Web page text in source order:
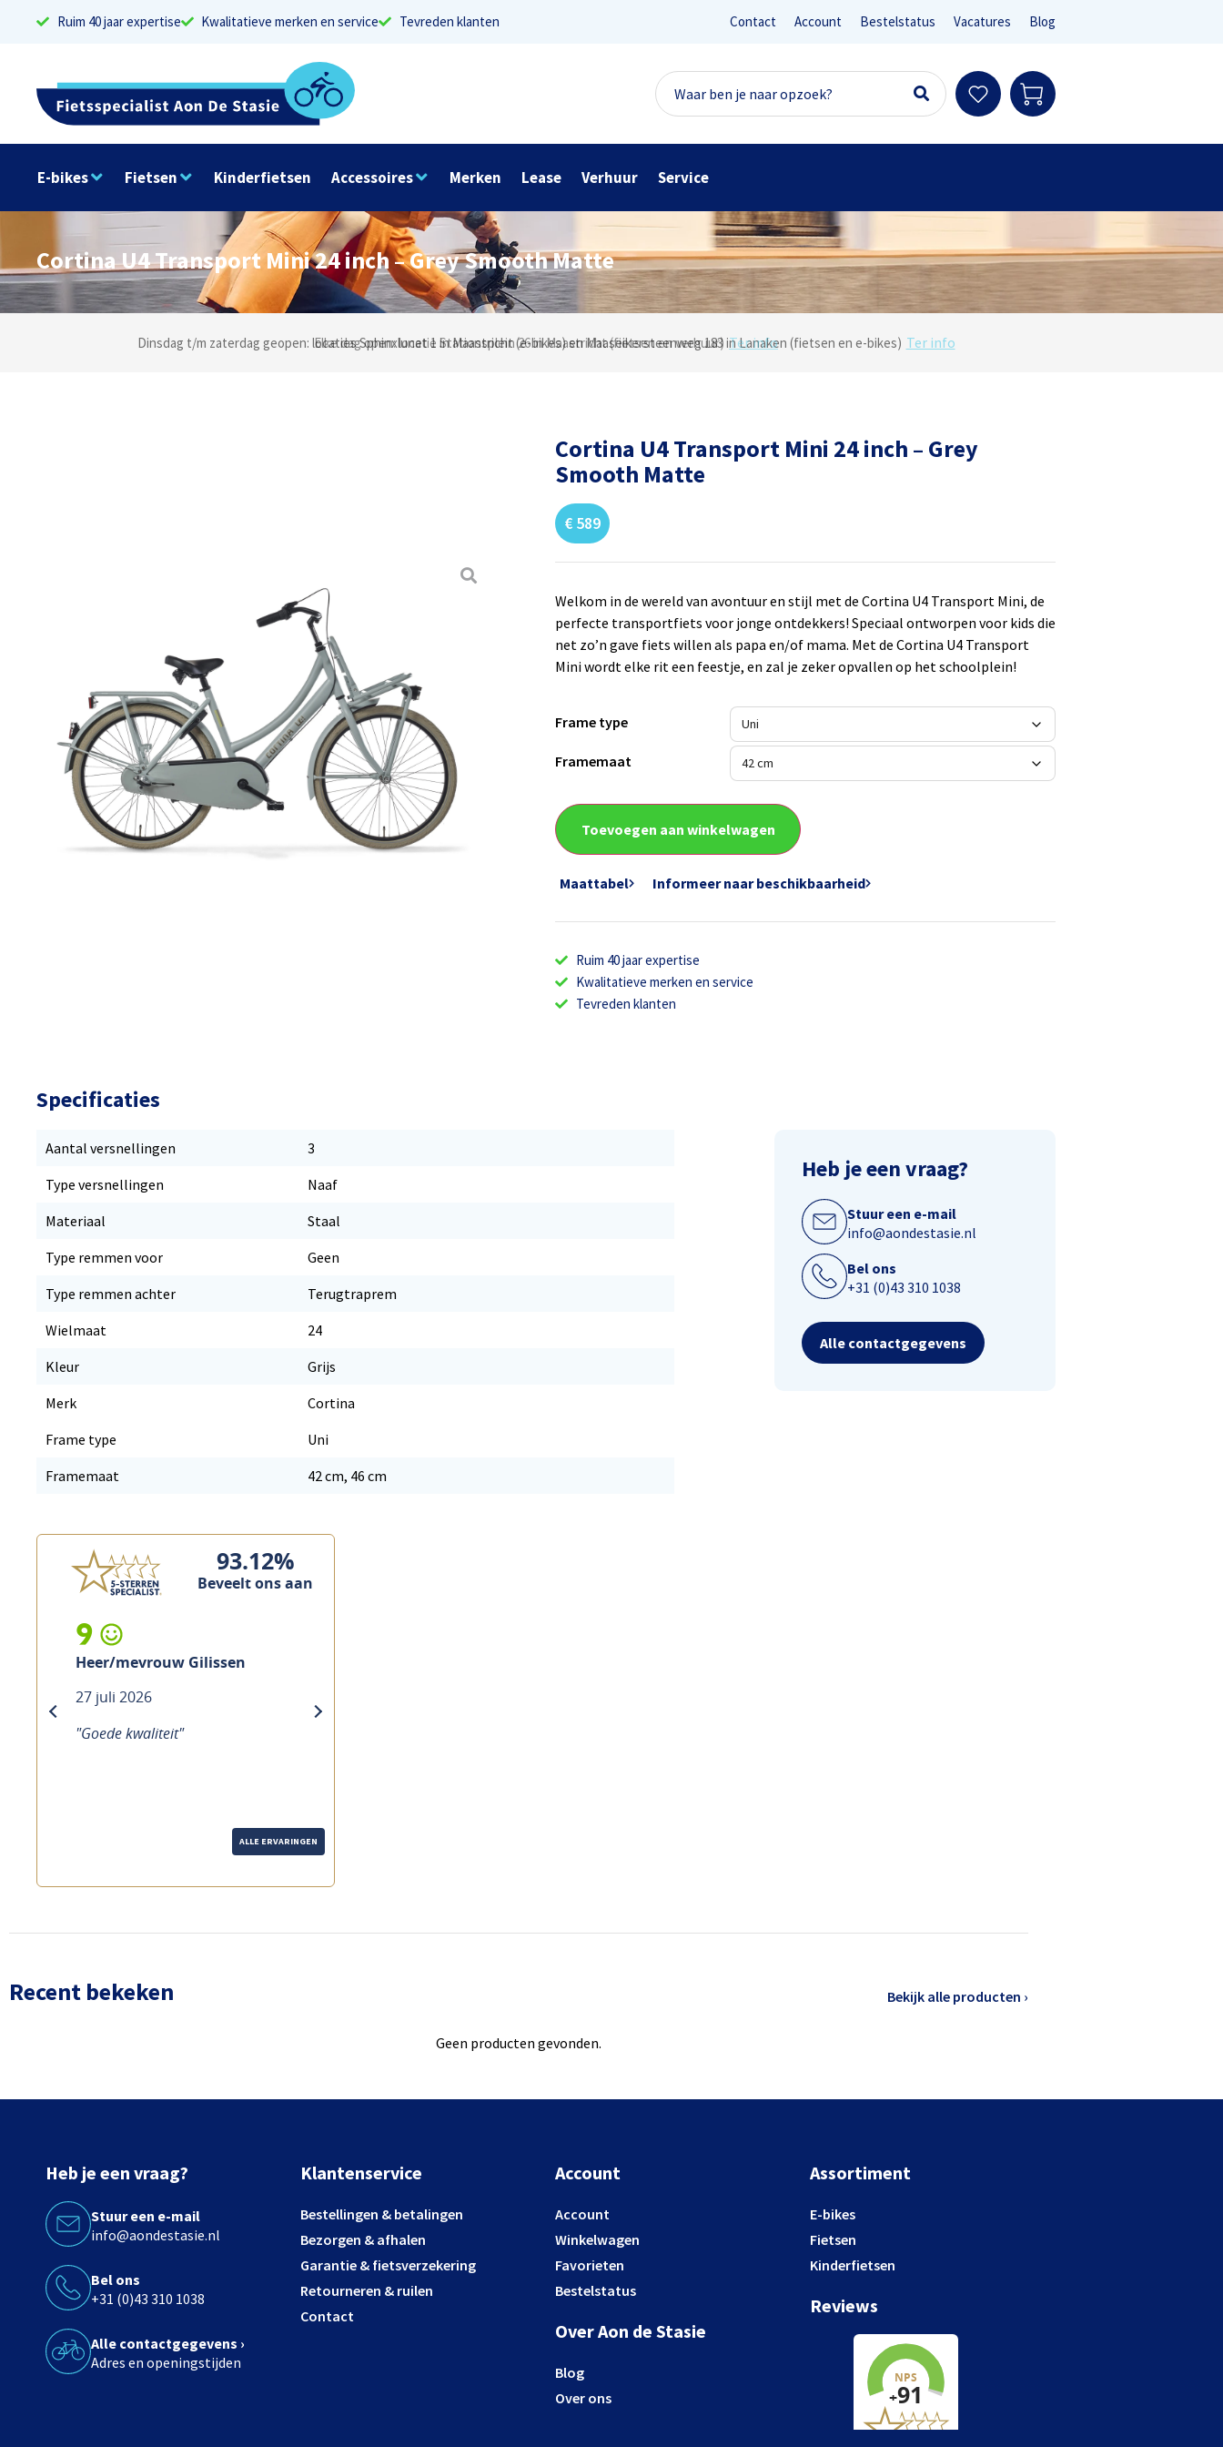
Ruim 40 jaar expertise Kwalitatieve merken en service Tevreden klanten Contact Account Bestelstatus Vacatures Blog
E-bikes Fietsen Kinderfietsen Accessoires Merken Lease Verhuur Service
Cortina U4 Transport Mini 24 inch – Grey Smooth Matte
Dinsdag t/m zaterdag geopen: locaties Sphinxlunet 1 in Maastricht (e-bikes) en Maaseikersteenweg 183 in Lanaken (fietsen en e-bikes) Ter info
Elke dag open: locatie Stationsplein 26 in Maastricht (fietsen en verhuur) Ter info
Onze missie? Tevreden klanten! Lees reviews
Cortina U4 Transport Mini 24 inch – Grey
Smooth Matte
€ 589
Welkom in de wereld van avontuur en stijl met de Cortina U4 Transport Mini, de
perfecte transportfiets voor jonge ontdekkers! Speciaal ontworpen voor kids die
net zo’n gave fiets willen als papa en/of mama. Met de Cortina U4 Transport
Mini wordt elke rit een feestje, en zal je zeker opvallen op het schoolplein!
Frame type
Framemaat
Toevoegen aan winkelwagen
Maattabel Informeer naar beschikbaarheid
Ruim 40 jaar expertise
Kwalitatieve merken en service
Tevreden klanten
Specificaties
Aantal versnellingen
3
Type versnellingen
Naaf
Materiaal
Staal
Type remmen voor
Geen
Type remmen achter
Terugtraprem
Wielmaat
24
Kleur
Grijs
Merk
Cortina
Frame type
Uni
Framemaat
42 cm, 46 cm
93.12%
Beveelt ons aan
9
Heer/mevrouw Gilissen
27 juli 2026
"Goede kwaliteit"
next
ALLE ERVARINGEN
Heb je een vraag?
Stuur een e-mail
info@aondestasie.nl
Bel ons
+31 (0)43 310 1038
Alle contactgegevens
Recent bekeken Bekijk alle producten ›
Geen producten gevonden.
Heb je een vraag?
Stuur een e-mail
info@aondestasie.nl
Bel ons
+31 (0)43 310 1038
Alle contactgegevens ›
Adres en openingstijden
Klantenservice
Bestellingen & betalingen
Bezorgen & afhalen
Garantie & fietsverzekering
Retourneren & ruilen
Contact
Account
Account
Winkelwagen
Favorieten
Bestelstatus
Over Aon de Stasie
Blog
Over ons
Assortiment
E-bikes
Fietsen
Kinderfietsen
Reviews